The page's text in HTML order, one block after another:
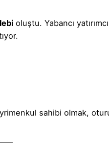
oluştu. Yabancı
sahibi olmak,